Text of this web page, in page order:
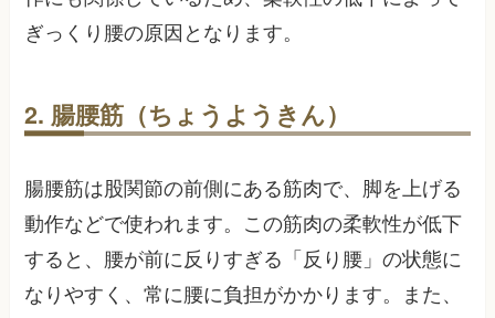
ぎっくり腰の原因となります。
2. 腸腰筋（ちょうようきん）
腸腰筋は股関節の前側にある筋肉で、脚を上げる
動作などで使われます。この筋肉の柔軟性が低下
すると、腰が前に反りすぎる「反り腰」の状態に
なりやすく、常に腰に負担がかかります。また、